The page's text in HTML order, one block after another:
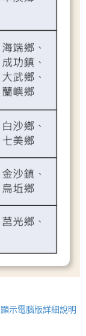
顯示電腦版詳細說明